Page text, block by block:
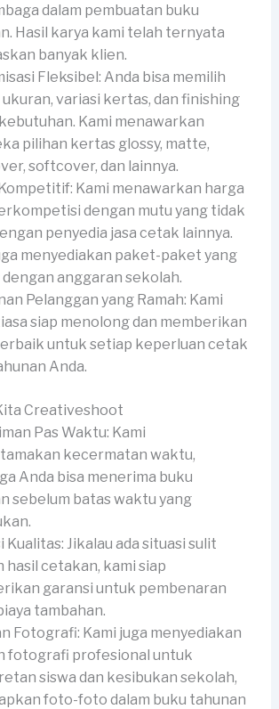
dalam pembuatan buku
Hasil karya kami telah ternyata
banyak klien.
Fleksibel: Anda bisa memilih
ukuran, variasi kertas, dan finishing
Kami menawarkan
pilihan kertas glossy, matte,
softcover, dan lainnya.
Kami menawarkan harga
dengan mutu yang tidak
penyedia jasa cetak lainnya.
menyediakan paket-paket yang
anggaran sekolah.
Pelanggan yang Ramah: Kami
siap menolong dan memberikan
untuk setiap keperluan cetak
Anda.
Creativeshoot
Pas Waktu: Kami
kecermatan waktu,
Anda bisa menerima buku
sebelum batas waktu yang
Kualitas: Jikalau ada situasi sulit
hasil cetakan, kami siap
garansi untuk pembenaran
tambahan.
Fotografi: Kami juga menyediakan
fotografi profesional untuk
siswa dan kesibukan sekolah,
foto-foto dalam buku tahunan